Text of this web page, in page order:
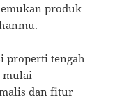
produk
properti tengah
mulai
dan fitur